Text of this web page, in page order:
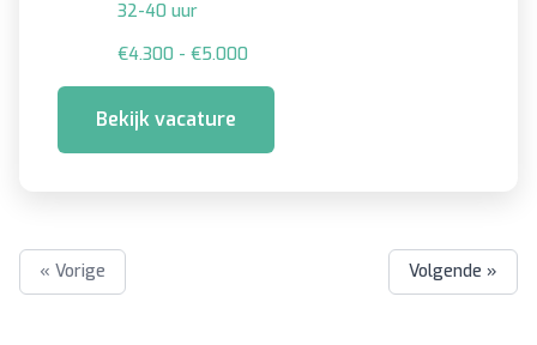
32-40 uur
€4.300 - €5.000
Bekijk vacature
« Vorige Volgende »